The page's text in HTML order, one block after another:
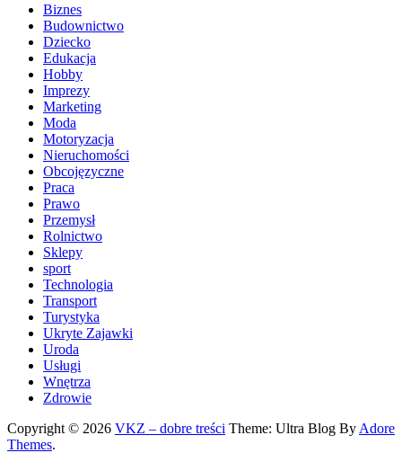
Biznes
Budownictwo
Dziecko
Edukacja
Hobby
Imprezy
Marketing
Moda
Motoryzacja
Nieruchomości
Obcojęzyczne
Praca
Prawo
Przemysł
Rolnictwo
Sklepy
sport
Technologia
Transport
Turystyka
Ukryte Zajawki
Uroda
Usługi
Wnętrza
Zdrowie
Copyright © 2026 VKZ – dobre treści Theme: Ultra Blog By Adore
Themes.